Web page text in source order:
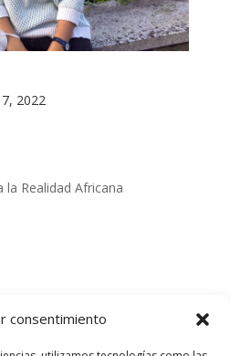
consentimiento
2022
Realidad Africana